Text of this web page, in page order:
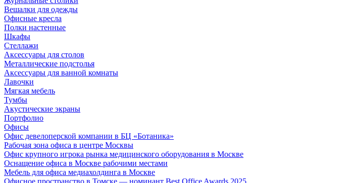
Вешалки для одежды
Офисные кресла
Полки настенные
Шкафы
Стеллажи
Аксессуары для столов
Металлические подстолья
Аксессуары для ванной комнаты
Лавочки
Мягкая мебель
Тумбы
Акустические экраны
Портфолио
Офисы
Офис девелоперской компании в БЦ «Ботаника»
Рабочая зона офиса в центре Москвы
Офис крупного игрока рынка медицинского оборудования в Москве
Оснащение офиса в Москве рабочими местами
Мебель для офиса медиахолдинга в Москве
Офисное пространство в Томске — номинант Best Office Awards 2025